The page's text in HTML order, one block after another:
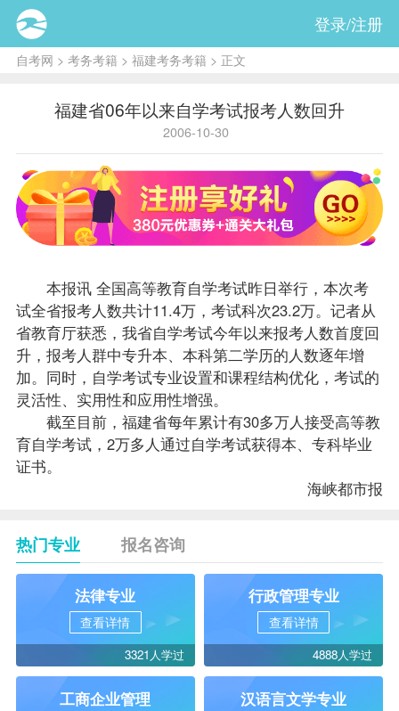
登录/注册
自考网 > 考务考籍 > 福建考务考籍 > 正文
福建省06年以来自学考试报考人数回升
2006-10-30
本报讯 全国高等教育自学考试昨日举行，本次考
试全省报考人数共计11.4万，考试科次23.2万。记者从
省教育厅获悉，我省自学考试今年以来报考人数首度回
升，报考人群中专升本、本科第二学历的人数逐年增
加。同时，自学考试专业设置和课程结构优化，考试的
灵活性、实用性和应用性增强。
截至目前，福建省每年累计有30多万人接受高等教
育自学考试，2万多人通过自学考试获得本、专科毕业
证书。
海峡都市报
热门专业 报名咨询
法律专业
查看详情
3321人学过
行政管理专业
查看详情
4888人学过
工商企业管理 汉语言文学专业